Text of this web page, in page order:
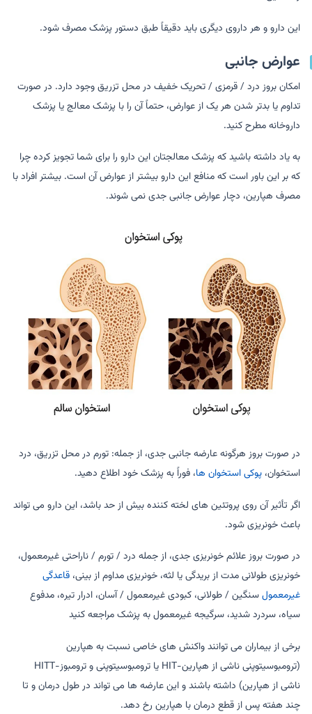
این دارو و هر داروی دیگری باید دقیقاً طبق دستور پزشک مصرف شود.
عوارض جانبی
امکان بروز درد / قرمزی / تحریک خفیف در محل تزریق وجود دارد. در صورت
تداوم یا بدتر شدن هر یک از عوارض، حتماً آن را با پزشک معالج یا پزشک
داروخانه مطرح کنید.
به یاد داشته باشید که پزشک معالجتان این دارو را برای شما تجویز کرده چرا
که بر این باور است که منافع این دارو بیشتر از عوارض آن است. بیشتر افراد با
مصرف هپارین، دچار عوارض جانبی جدی نمی شوند.
در صورت بروز هرگونه عارضه جانبی جدی، از جمله: تورم در محل تزریق، درد
استخوان،پوکی استخوان ها، فوراً به پزشک خود اطلاع دهید.
اگر تأثیر آن روی پروتئین های لخته کننده بیش از حد باشد، این دارو می تواند
باعث خونریزی شود.
در صورت بروز علائم خونریزی جدی، از جمله درد / تورم / ناراحتی غیرمعمول،
خونریزی طولانی مدت از بریدگی یا لثه، خونریزی مداوم از بینی،قاعدگی
غیرمعمولسنگین / طولانی، کبودی غیرمعمول / آسان، ادرار تیره، مدفوع
سیاه، سردرد شدید، سرگیجه غیرمعمول به پزشک مراجعه کنید
برخی از بیماران می توانند واکنش های خاصی نسبت به هپارین
(ترومبوسیتوپنی ناشی از هپارین-HIT یا ترومبوسیتوپنی و ترومبوز-HITT
ناشی از هپارین) داشته باشند و این عارضه ها می تواند در طول درمان و تا
چند هفته پس از قطع درمان با هپارین رخ دهد.